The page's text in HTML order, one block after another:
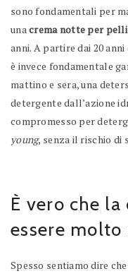
sono fondamentali per
unacrema notte per
anni. A partire dai 20
è invece fondamentale
mattino e sera, una
detergente dall’azione
compromesso per
young, senza il rischio di
È vero che
essere
Spesso sentiamo dire